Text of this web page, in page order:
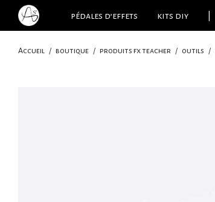
pédales d’effets kits diy
Accueil / boutique / produits fx teacher / outils /